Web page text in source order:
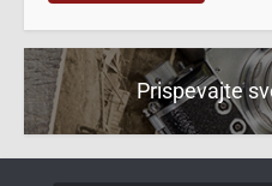
Prispevajte